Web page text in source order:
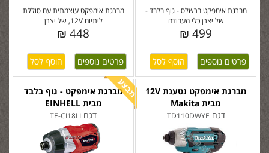
מברגת אימפקט עוצמתית עם סוללת
ליתיום 12V, של יצרן
448 ₪
פרטים נוספים
מברגת אימפקט ברשלס - גוף בלבד -
של יצרן כלי העבודה
499 ₪
פרטים נוספים
מברגת אימפקט - גוף בלבד
מבית EINHELL
דגם TE-CI18LI
מברגת אימפקט נטענת 12V
מבית Makita
דגם TD110DWYE